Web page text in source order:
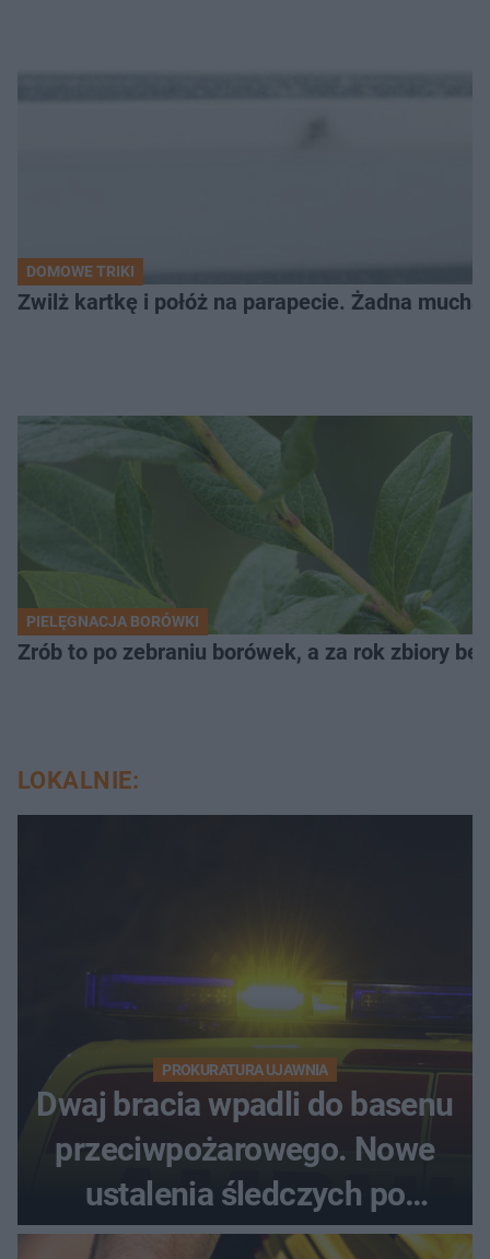
DOMOWE TRIKI
Zwilż kartkę i połóż na parapecie. Żadna
PIELĘGNACJA BORÓWKI
Zrób to po zebraniu borówek, a za rok zbiory
LOKALNIE:
PROKURATURA UJAWNIA
Dwaj bracia wpadli do basenu
przeciwpożarowego. Nowe
ustalenia śledczych po
dramatycznej akcji